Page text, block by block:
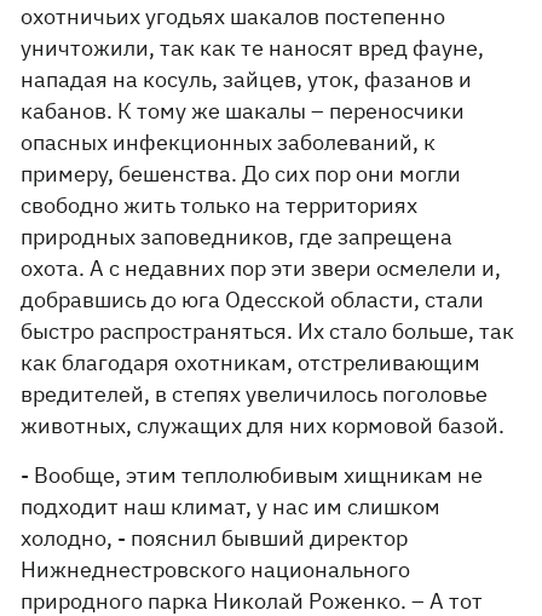
охотничьих угодьях шакалов постепенно
уничтожили, так как те наносят вред фауне,
нападая на косуль, зайцев, уток, фазанов и
кабанов. К тому же шакалы – переносчики
опасных инфекционных заболеваний, к
примеру, бешенства. До сих пор они могли
свободно жить только на территориях
природных заповедников, где запрещена
охота. А с недавних пор эти звери осмелели и,
добравшись до юга Одесской области, стали
быстро распространяться. Их стало больше, так
как благодаря охотникам, отстреливающим
вредителей, в степях увеличилось поголовье
животных, служащих для них кормовой базой.
- Вообще, этим теплолюбивым хищникам не
подходит наш климат, у нас им слишком
холодно, - пояснил бывший директор
Нижнеднестровского национального
природного парка Николай Роженко. – А тот